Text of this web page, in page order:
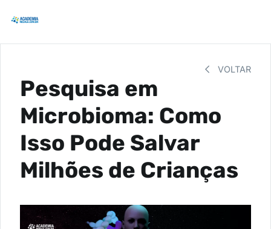
VOLTAR
Pesquisa em
Microbioma: Como
Isso Pode Salvar
Milhões de Crianças